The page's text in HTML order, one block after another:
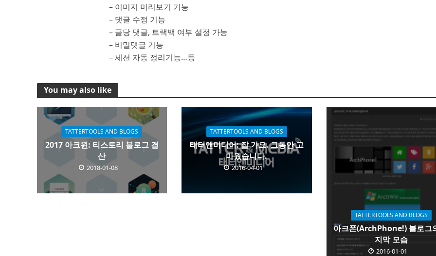
– 이미지 미리보기 기능
– 댓글 수정 기능
– 글당 댓글, 트랙백 여부 설정 가능
– 비밀댓글 기능
– 세션 자동 정리기능…등
You may also like
TATTERTOOLS AND BLOGS
2017 아크윈: 티스토리 블로그 결
산
2018-01-08
TATTERTOOLS AND BLOGS
태터앤미디어: 잘 가요. 그동안 고
마웠습니다.
2016-04-01
TATTERTOOLS AND BLOGS
아크폰(ArchPhone!) 블로그
지막 모습
2016-01-01